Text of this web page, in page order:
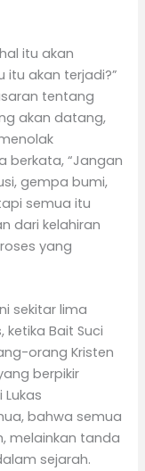
itu akan
itu akan terjadi?”
tentang
akan datang,
berkata, “Jangan
gempa bumi,
semua itu
dari kelahiran
yang
sekitar lima
Bait Suci
orang Kristen
berpikir
bahwa semua
melainkan tanda
sejarah.